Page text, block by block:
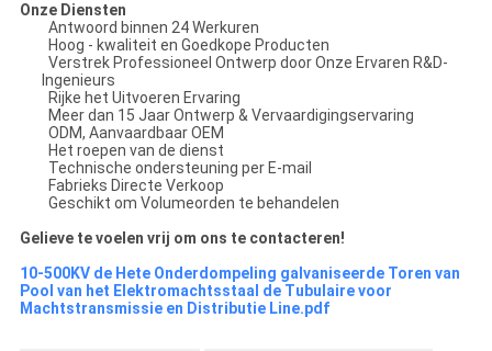
Onze Diensten
Antwoord binnen 24 Werkuren
Hoog - kwaliteit en Goedkope Producten
Verstrek Professioneel Ontwerp door Onze Ervaren R&D-
Ingenieurs
Rijke het Uitvoeren Ervaring
Meer dan 15 Jaar Ontwerp & Vervaardigingservaring
ODM, Aanvaardbaar OEM
Het roepen van de dienst
Technische ondersteuning per E-mail
Fabrieks Directe Verkoop
Geschikt om Volumeorden te behandelen
Gelieve te voelen vrij om ons te contacteren!
10-500KV de Hete Onderdompeling galvaniseerde Toren van
Pool van het Elektromachtsstaal de Tubulaire voor
Machtstransmissie en Distributie Line.pdf